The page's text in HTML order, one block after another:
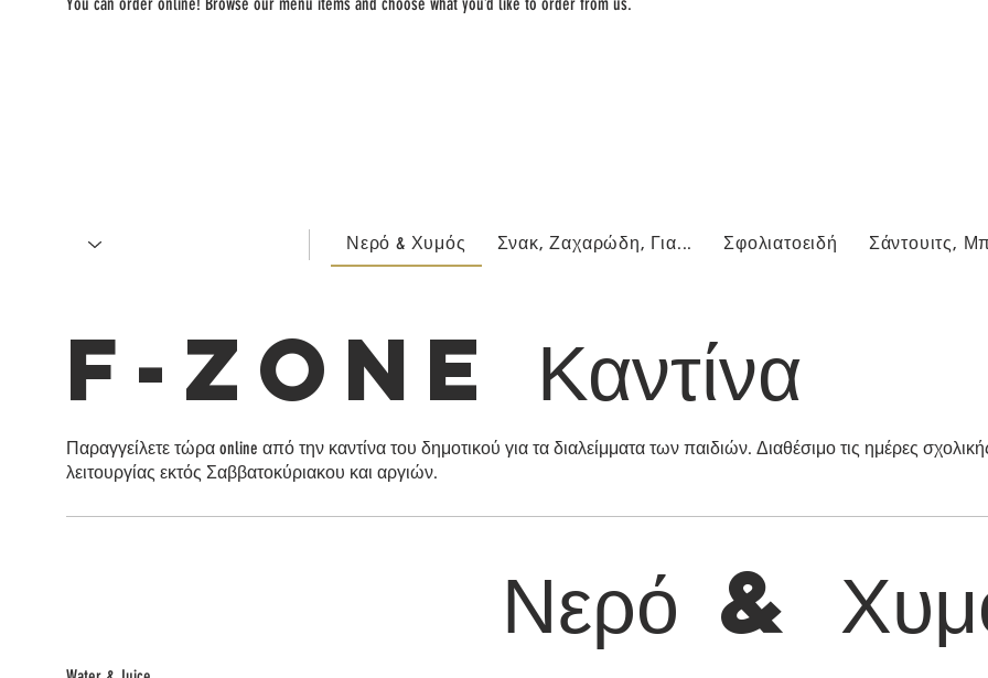
F-Zone Καντίνα
Παραγγείλετε τώρα online από την καντίνα του δημοτικού για τα διαλείμματα των παιδιών. Διαθέσιμο τις ημέρες
λειτουργίας εκτός Σαββατοκύριακου και αργιών.
Νερό &
Νερό & Χυμός Σνακ, Ζαχαρώδη, Για... Σφολιατοειδή Σάντουιτς,